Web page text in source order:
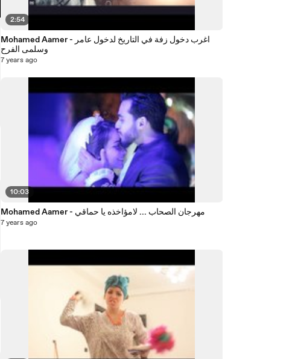
2:54
Mohamed Aamer - اغرب دخول زفة في التاريخ لدخول عامر
وسلمى الفرح
7 years ago
10:03
Mohamed Aamer - مهرجان الصحاب ... لامؤاخذه يا حماقي
7 years ago